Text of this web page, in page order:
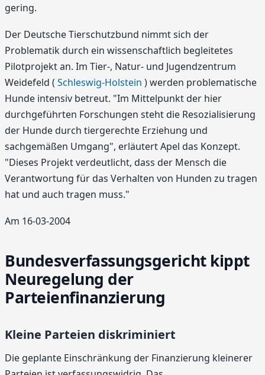
gering.
Der Deutsche Tierschutzbund nimmt sich der
Problematik durch ein wissenschaftlich begleitetes
Pilotprojekt an. Im Tier-, Natur- und Jugendzentrum
Weidefeld ( Schleswig-Holstein ) werden problematische
Hunde intensiv betreut. "Im Mittelpunkt der hier
durchgeführten Forschungen steht die Resozialisierung
der Hunde durch tiergerechte Erziehung und
sachgemäßen Umgang", erläutert Apel das Konzept.
"Dieses Projekt verdeutlicht, dass der Mensch die
Verantwortung für das Verhalten von Hunden zu tragen
hat und auch tragen muss."
Am 16-03-2004
Bundesverfassungsgericht kippt
Neuregelung der
Parteienfinanzierung
Kleine Parteien diskriminiert
Die geplante Einschränkung der Finanzierung kleinerer